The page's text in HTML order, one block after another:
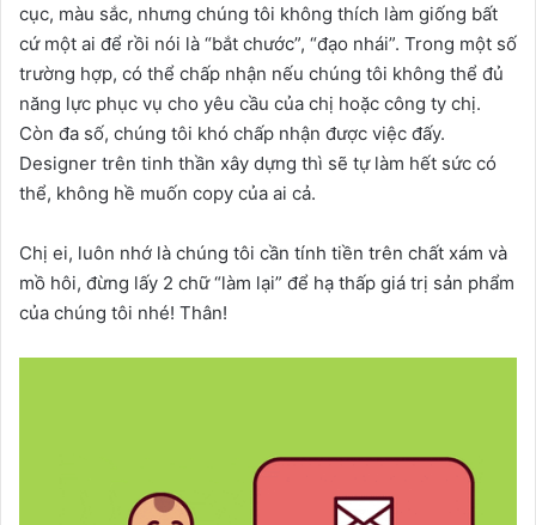
cục, màu sắc, nhưng chúng tôi không thích làm giống bất
cứ một ai để rồi nói là “bắt chước”, “đạo nhái”. Trong một số
trường hợp, có thể chấp nhận nếu chúng tôi không thể đủ
năng lực phục vụ cho yêu cầu của chị hoặc công ty chị.
Còn đa số, chúng tôi khó chấp nhận được việc đấy.
Designer trên tinh thần xây dựng thì sẽ tự làm hết sức có
thể, không hề muốn copy của ai cả.
Chị ei, luôn nhớ là chúng tôi cần tính tiền trên chất xám và
mồ hôi, đừng lấy 2 chữ “làm lại” để hạ thấp giá trị sản phẩm
của chúng tôi nhé! Thân!